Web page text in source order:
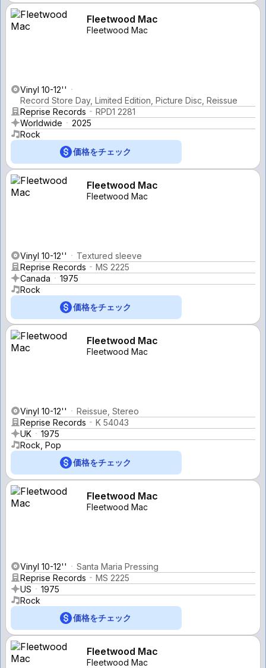
Fleetwood Mac
Fleetwood Mac
Vinyl 10-12''
Record Store Day, Limited Edition, Picture Disc, Reissue
Reprise Records
RPD1 2281
Worldwide
2025
Rock
価格をチェック
Fleetwood Mac
Fleetwood Mac
Vinyl 10-12''
Textured sleeve
Reprise Records
MS 2225
Canada
1975
Rock
価格をチェック
Fleetwood Mac
Fleetwood Mac
Vinyl 10-12''
Reissue, Stereo
Reprise Records
K 54043
UK
1975
Rock, Pop
価格をチェック
Fleetwood Mac
Fleetwood Mac
Vinyl 10-12''
Santa Maria Pressing
Reprise Records
MS 2225
US
1975
Rock
価格をチェック
Fleetwood Mac
Fleetwood Mac